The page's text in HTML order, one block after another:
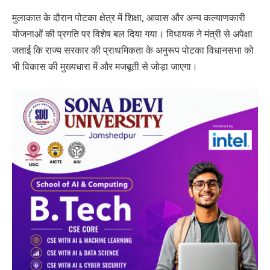
मुलाकात के दौरान पोटका क्षेत्र में शिक्षा, आवास और अन्य कल्याणकारी
योजनाओं की प्रगति पर विशेष बल दिया गया। विधायक ने मंत्री से अपेक्षा
जताई कि राज्य सरकार की प्राथमिकता के अनुरूप पोटका विधानसभा को
भी विकास की मुख्यधारा में और मजबूती से जोड़ा जाएगा।